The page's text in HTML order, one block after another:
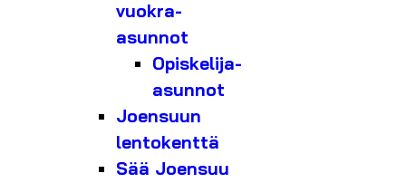
vuokra-
asunnot
Opiskelija-
asunnot
Joensuun
lentokenttä
Sää Joensuu